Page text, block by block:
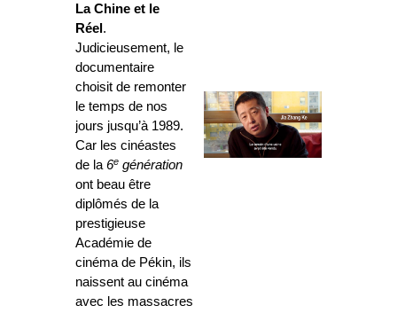
La Chine et le
Réel .
Judicieusement, le
documentaire
choisit de remonter
le temps de nos
jours jusqu’à 1989.
Car les cinéastes
de la 6e génération
ont beau être
diplômés de la
prestigieuse
Académie de
cinéma de Pékin, ils
naissent au cinéma
avec les massacres